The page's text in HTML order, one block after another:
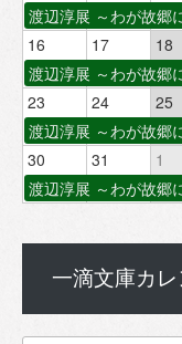
渡辺淳展 ～わが故郷
16
17 18
渡辺淳展 ～わが故郷
23
24 25
渡辺淳展 ～わが故郷
30
31 1
渡辺淳展 ～わが故郷
一滴文庫カ